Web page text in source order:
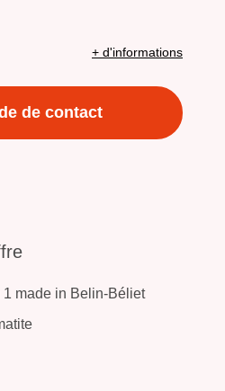
+ d'informations
de contact
1 made in Belin-Béliet